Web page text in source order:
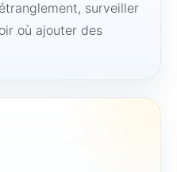
surveiller
où ajouter des